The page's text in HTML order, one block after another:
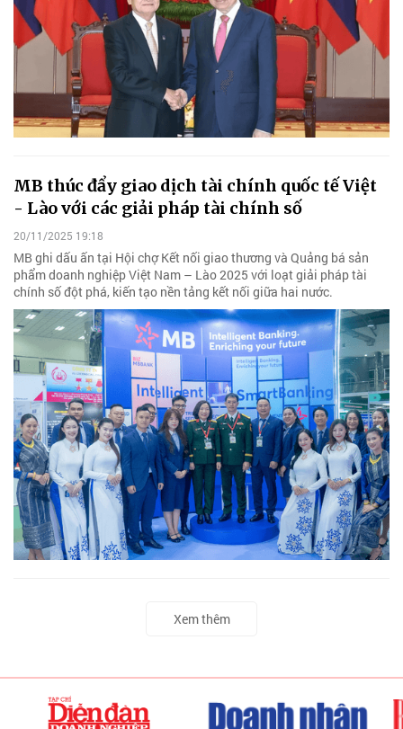
MB thúc đẩy giao dịch tài chính quốc tế Việt
- Lào với các giải pháp tài chính số
20/11/2025 19:18
MB ghi dấu ấn tại Hội chợ Kết nối giao thương và Quảng bá sản
phẩm doanh nghiệp Việt Nam – Lào 2025 với loạt giải pháp tài
chính số đột phá, kiến tạo nền tảng kết nối giữa hai nước.
Xem thêm